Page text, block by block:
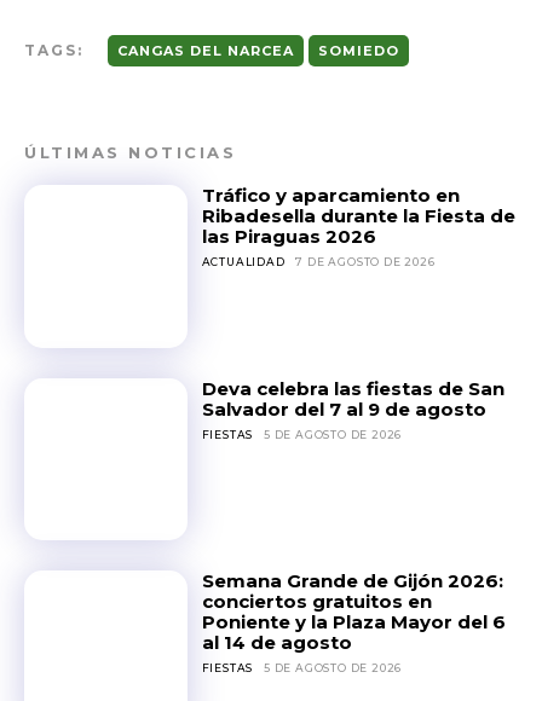
TAGS: CANGAS DEL NARCEA SOMIEDO
ÚLTIMAS NOTICIAS
Tráfico y aparcamiento en
Ribadesella durante la Fiesta de
las Piraguas 2026
ACTUALIDAD 7 DE AGOSTO DE 2026
Deva celebra las fiestas de San
Salvador del 7 al 9 de agosto
FIESTAS 5 DE AGOSTO DE 2026
Semana Grande de Gijón 2026:
conciertos gratuitos en
Poniente y la Plaza Mayor del 6
al 14 de agosto
FIESTAS 5 DE AGOSTO DE 2026